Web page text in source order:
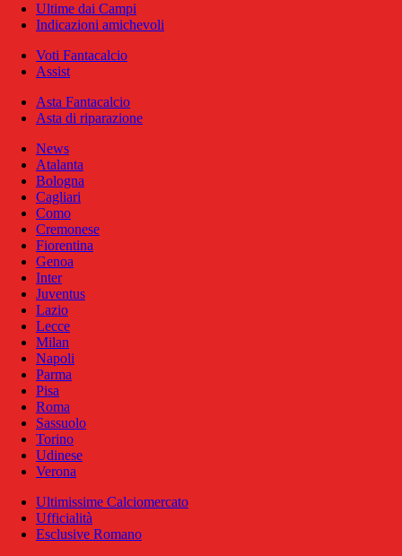
Ultime dai Campi
Indicazioni amichevoli
Voti Fantacalcio
Assist
Asta Fantacalcio
Asta di riparazione
News
Atalanta
Bologna
Cagliari
Como
Cremonese
Fiorentina
Genoa
Inter
Juventus
Lazio
Lecce
Milan
Napoli
Parma
Pisa
Roma
Sassuolo
Torino
Udinese
Verona
Ultimissime Calciomercato
Ufficialità
Esclusive Romano